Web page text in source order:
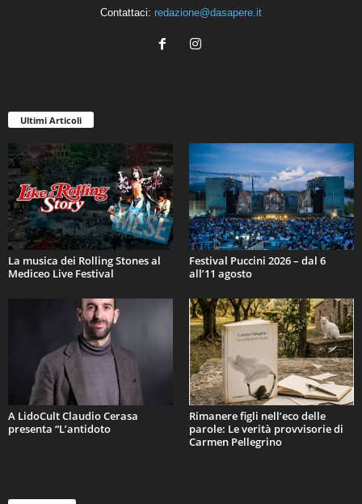
Contattaci: redazione@dasapere.it
Ultimi Articoli
La musica dei Rolling Stones al
Mediceo Live Festival
Festival Puccini 2026 – dal 6
all’11 agosto
A LidoCult Claudio Cerasa
presenta “L’antidoto
Rimanere figli nell’eco delle
parole: Le verità provvisorie di
Carmen Pellegrino